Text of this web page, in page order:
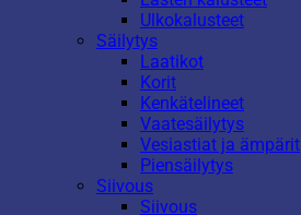
Ulkokalusteet
Säilytys
Laatikot
Korit
Kenkätelineet
Vaatesäilytys
Vesiastiat ja ämpärit
Piensäilytys
Siivous
Siivous